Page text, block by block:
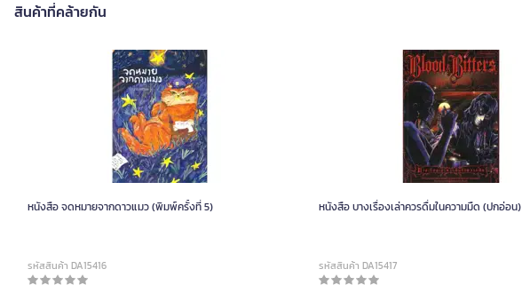
สินค้าที่คล้ายกัน
หนังสือ จดหมายจากดาวแมว (พิมพ์ครั้งที่ 5)
รหัสสินค้า DA15416
หนังสือ บางเรื่องเล่าควรดื่มในความมืด (ปกอ่อน)
รหัสสินค้า DA15417